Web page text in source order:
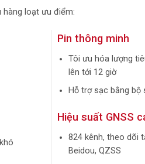
loạt ưu điểm:
Pin thông minh
Tôi ưu hóa lượng
lên tới 12 giờ
Hỗ trợ sạc bằng bộ
Hiệu suất GNSS
824 kênh, theo dõi
Beidou, QZSS